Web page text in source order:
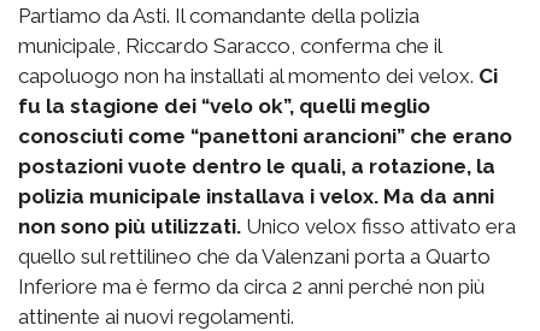
Partiamo da Asti. Il comandante della polizia
municipale, Riccardo Saracco, conferma che il
capoluogo non ha installati al momento dei velox. Ci
fu la stagione dei “velo ok”, quelli meglio
conosciuti come “panettoni arancioni” che erano
postazioni vuote dentro le quali, a rotazione, la
polizia municipale installava i velox. Ma da anni
non sono più utilizzati. Unico velox fisso attivato era
quello sul rettilineo che da Valenzani porta a Quarto
Inferiore ma è fermo da circa 2 anni perché non più
attinente ai nuovi regolamenti.